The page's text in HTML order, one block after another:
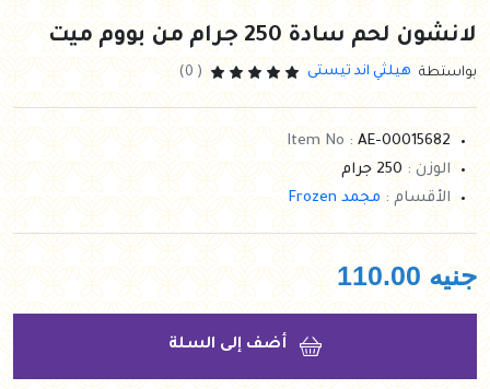
لانشون لحم سادة 250 جرام من بووم ميت
بواستطة هيلثي اند تيستى ( 0)
Item No :AE-00015682
الوزن : 250 جرام
الأقسام :مجمد Frozen
جنيه 110.00
أضف إلى السلة